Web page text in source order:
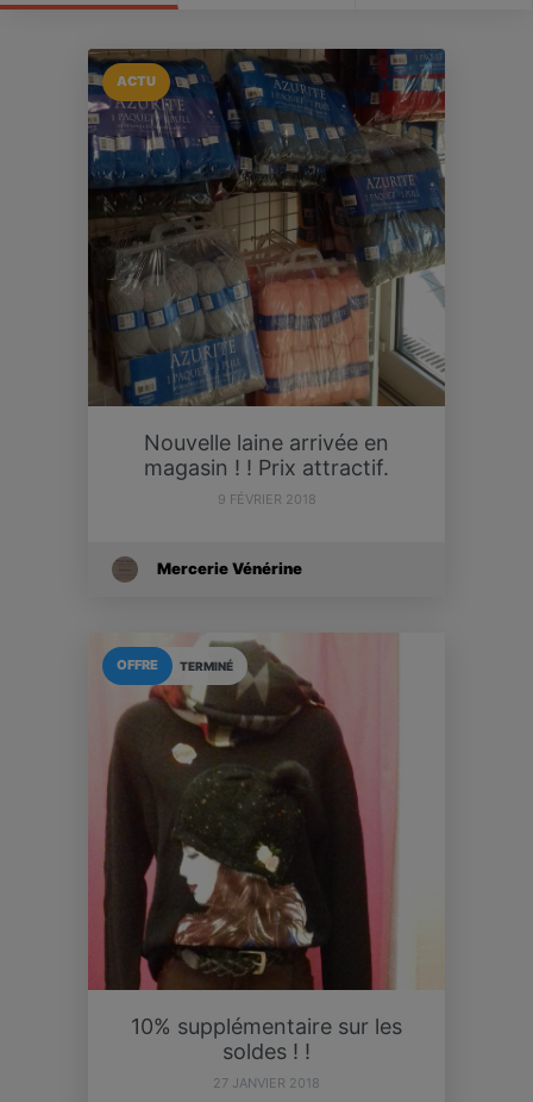
ACTU
Nouvelle laine arrivée en
magasin ! ! Prix attractif.
9 FÉVRIER 2018
Mercerie Vénérine
TERMINÉ
OFFRE
10% supplémentaire sur les
soldes ! !
27 JANVIER 2018